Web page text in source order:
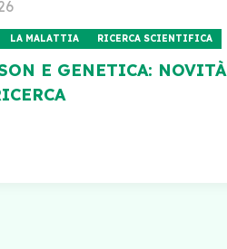
LA MALATTIA RICERCA SCIENTIFICA
E GENETICA: NOVITÀ